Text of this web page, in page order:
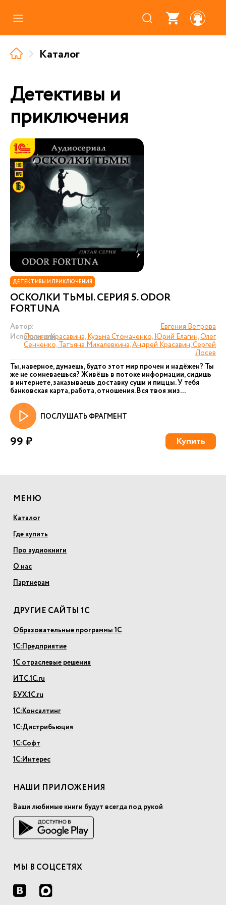
Где купить
Про аудиокниги
О нас
Партнерам
Каталог
Детективы и
приключения
ДЕТЕКТИВЫ И ПРИКЛЮЧЕНИЯ
ОСКОЛКИ ТЬМЫ. СЕРИЯ 5. ODOR
FORTUNA
Автор:
Евгения Ветрова
Исполнители:
Полина Красавина, Кузьма Стомаченко, Юрий Елагин, Олег
Сенченко, Татьяна Михалевкина, Андрей Красавин, Сергей
Лосев
Ты, наверное, думаешь, будто этот мир прочен и надёжен? Ты
же не сомневаешься? Живёшь в потоке информации, сидишь
в интернете, заказываешь доставку суши и пиццы. У тебя
банковская карта, работа, отношения. Вся твоя жиз...
ПОСЛУШАТЬ ФРАГМЕНТ
99 ₽ Купить
МЕНЮ
Каталог
Где купить
Про аудиокниги
О нас
Партнерам
ДРУГИЕ САЙТЫ 1С
Образовательные программы 1С
1С:Предприятие
1С отраслевые решения
ИТС.1С.ru
БУХ.1С.ru
1С:Консалтинг
1С:Дистрибьюция
1С:Софт
1С:Интерес
НАШИ ПРИЛОЖЕНИЯ
Ваши любимые книги будут всегда под рукой
МЫ В СОЦСЕТЯХ